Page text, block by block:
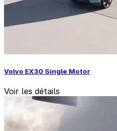
Volvo EX30 Single Motor
Voir les détails